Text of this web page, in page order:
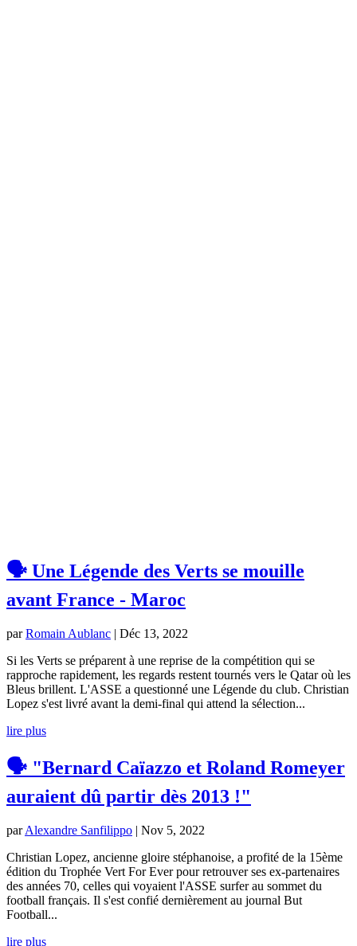
🗣 Une Légende des Verts se mouille
avant France - Maroc
parRomain Aublanc | Déc 13, 2022
Si les Verts se préparent à une reprise de la compétition qui se
rapproche rapidement, les regards restent tournés vers le Qatar où les
Bleus brillent. L'ASSE a questionné une Légende du club. Christian
Lopez s'est livré avant la demi-final qui attend la sélection...
lire plus
🗣 "Bernard Caïazzo et Roland Romeyer
auraient dû partir dès 2013 !"
parAlexandre Sanfilippo | Nov 5, 2022
Christian Lopez, ancienne gloire stéphanoise, a profité de la 15ème
édition du Trophée Vert For Ever pour retrouver ses ex-partenaires
des années 70, celles qui voyaient l'ASSE surfer au sommet du
football français. Il s'est confié dernièrement au journal But
Football...
lire plus